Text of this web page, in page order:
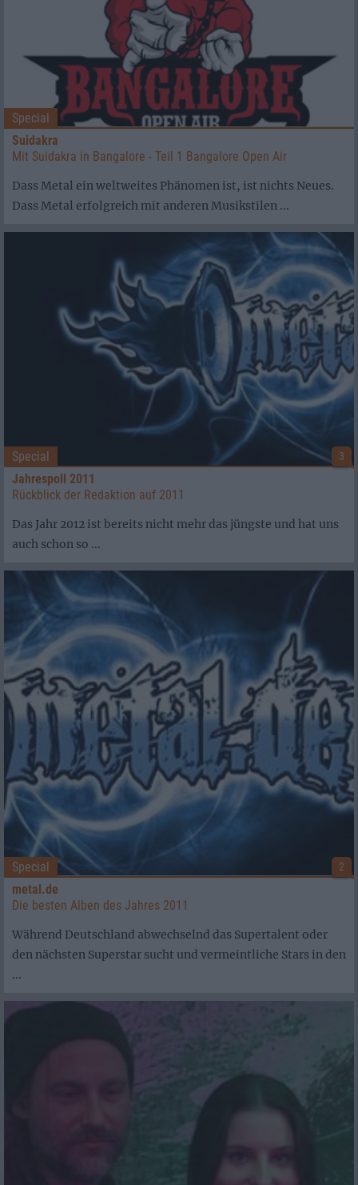
Special
Suidakra
Mit Suidakra in Bangalore - Teil 1 Bangalore Open Air
Dass Metal ein weltweites Phänomen ist, ist nichts Neues.
Dass Metal erfolgreich mit anderen Musikstilen ...
Special
Jahrespoll 2011
Rückblick der Redaktion auf 2011
Das Jahr 2012 ist bereits nicht mehr das jüngste und hat uns
auch schon so ...
3
Special
metal.de
Die besten Alben des Jahres 2011
Während Deutschland abwechselnd das Supertalent oder
den nächsten Superstar sucht und vermeintliche Stars in den
...
2